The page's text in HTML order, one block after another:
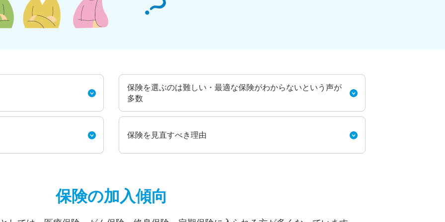
保険を選ぶのは難しい・最適な保険がわからないという声が
多数
保険を見直すべき理由
保険の加入傾向